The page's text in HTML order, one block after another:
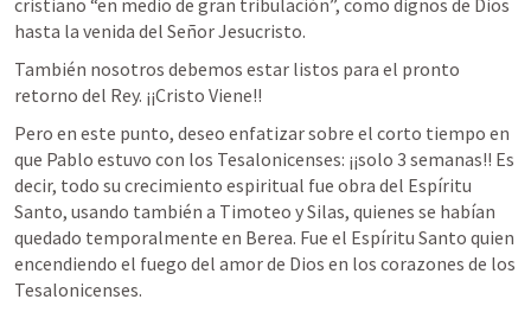
cristiano “en medio de gran tribulación”, como dignos de Dios
hasta la venida del Señor Jesucristo.
También nosotros debemos estar listos para el pronto
retorno del Rey. ¡¡Cristo Viene!!
Pero en este punto, deseo enfatizar sobre el corto tiempo en
que Pablo estuvo con los Tesalonicenses: ¡¡solo 3 semanas!! Es
decir, todo su crecimiento espiritual fue obra del Espíritu
Santo, usando también a Timoteo y Silas, quienes se habían
quedado temporalmente en Berea. Fue el Espíritu Santo quien
encendiendo el fuego del amor de Dios en los corazones de los
Tesalonicenses.